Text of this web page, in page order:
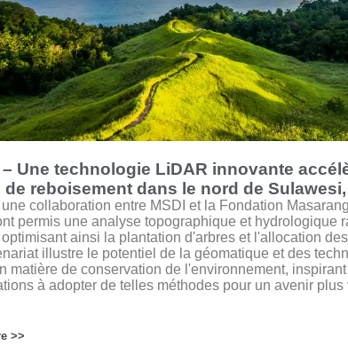
Une technologie LiDAR innovante
de reboisement dans le nord de
collaboration entre MSDI et la Fondation
permis une analyse topographique et hydrologique
ainsi la plantation d'arbres et l'allocation
illustre le potentiel de la géomatique et des
matière de conservation de l'environnement,
à adopter de telles méthodes pour un avenir plus
>>